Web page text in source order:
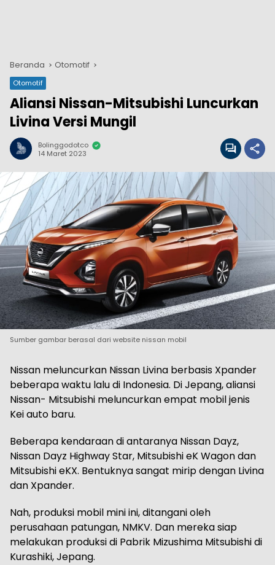
Beranda Otomotif
Otomotif
Aliansi Nissan-Mitsubishi Luncurkan
Livina Versi Mungil
Bolinggodotco
14 Maret 2023
Sumber gambar berasal dari website nissan mobil
Nissan meluncurkan Nissan Livina berbasis Xpander
beberapa waktu lalu di Indonesia. Di Jepang, aliansi
Nissan- Mitsubishi meluncurkan empat mobil jenis
Kei auto baru.
Beberapa kendaraan di antaranya Nissan Dayz,
Nissan Dayz Highway Star, Mitsubishi eK Wagon dan
Mitsubishi eKX. Bentuknya sangat mirip dengan Livina
dan Xpander.
Nah, produksi mobil mini ini, ditangani oleh
perusahaan patungan, NMKV. Dan mereka siap
melakukan produksi di Pabrik Mizushima Mitsubishi di
Kurashiki, Jepang.